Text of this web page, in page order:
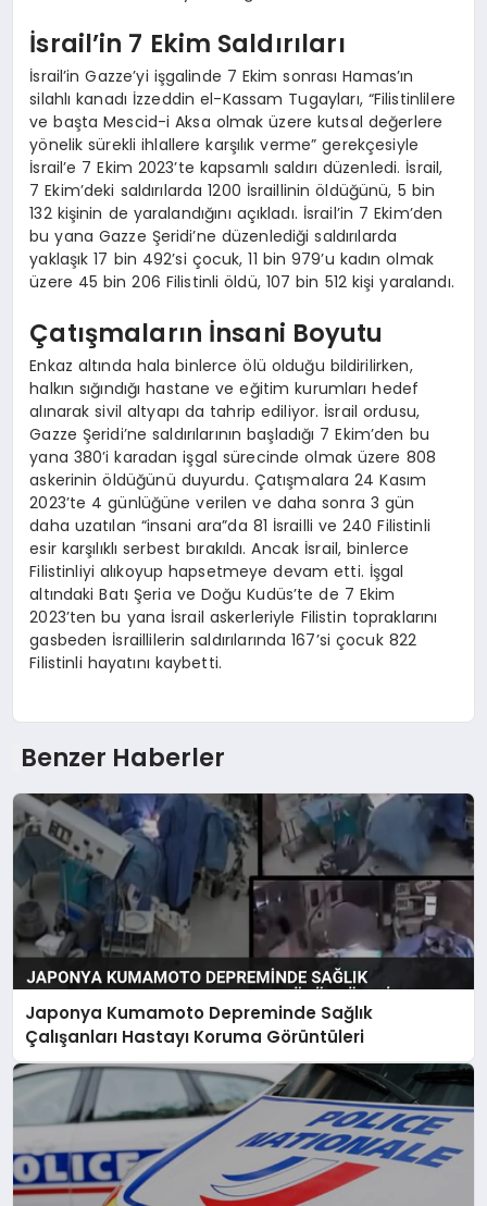
İsrail’in 7 Ekim Saldırıları
İsrail’in Gazze’yi işgalinde 7 Ekim sonrası Hamas’ın
silahlı kanadı İzzeddin el-Kassam Tugayları, “Filistinlilere
ve başta Mescid-i Aksa olmak üzere kutsal değerlere
yönelik sürekli ihlallere karşılık verme” gerekçesiyle
İsrail’e 7 Ekim 2023’te kapsamlı saldırı düzenledi. İsrail,
7 Ekim’deki saldırılarda 1200 İsraillinin öldüğünü, 5 bin
132 kişinin de yaralandığını açıkladı. İsrail’in 7 Ekim’den
bu yana Gazze Şeridi’ne düzenlediği saldırılarda
yaklaşık 17 bin 492’si çocuk, 11 bin 979’u kadın olmak
üzere 45 bin 206 Filistinli öldü, 107 bin 512 kişi yaralandı.
Çatışmaların İnsani Boyutu
Enkaz altında hala binlerce ölü olduğu bildirilirken,
halkın sığındığı hastane ve eğitim kurumları hedef
alınarak sivil altyapı da tahrip ediliyor. İsrail ordusu,
Gazze Şeridi’ne saldırılarının başladığı 7 Ekim’den bu
yana 380’i karadan işgal sürecinde olmak üzere 808
askerinin öldüğünü duyurdu. Çatışmalara 24 Kasım
2023’te 4 günlüğüne verilen ve daha sonra 3 gün
daha uzatılan “insani ara”da 81 İsrailli ve 240 Filistinli
esir karşılıklı serbest bırakıldı. Ancak İsrail, binlerce
Filistinliyi alıkoyup hapsetmeye devam etti. İşgal
altındaki Batı Şeria ve Doğu Kudüs’te de 7 Ekim
2023’ten bu yana İsrail askerleriyle Filistin topraklarını
gasbeden İsraillilerin saldırılarında 167’si çocuk 822
Filistinli hayatını kaybetti.
Benzer Haberler
Japonya Kumamoto Depreminde Sağlık
Çalışanları Hastayı Koruma Görüntüleri